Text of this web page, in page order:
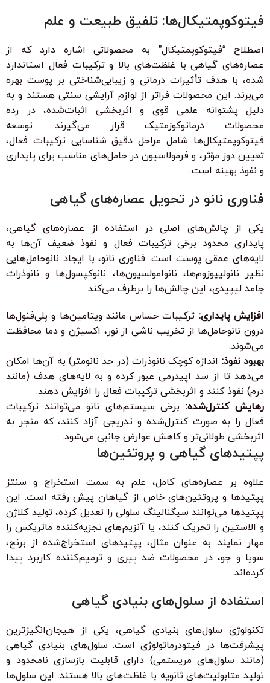
فیتوکوپمتیکال‌ها: تلفیق طبیعت و علم
اصطلاح “فیتوکوپمتیکال” به محصولاتی اشاره دارد که از
عصاره‌های گیاهی با غلظت‌های بالا و ترکیبات فعال استاندارد
شده، با هدف تأثیرات درمانی و زیبایی‌شناختی بر پوست بهره
می‌برند. این محصولات فراتر از لوازم آرایشی سنتی هستند و به
دلیل پشتوانه علمی قوی و اثربخشی اثبات‌شده، در رده
محصولات درماتوکوزمتیک قرار می‌گیرند. توسعه
فیتوکوپمتیکال‌ها شامل مراحل دقیق شناسایی ترکیبات فعال،
تعیین دوز مؤثر، و فرمولاسیون در حامل‌های مناسب برای پایداری
و نفوذ بهینه است.
فناوری نانو در تحویل عصاره‌های گیاهی
یکی از چالش‌های اصلی در استفاده از عصاره‌های گیاهی،
پایداری محدود برخی ترکیبات فعال و نفوذ ضعیف آن‌ها به
لایه‌های عمقی پوست است. فناوری نانو، با ایجاد نانوحامل‌هایی
نظیر نانولیپوزوم‌ها، نانوامولسیون‌ها، نانوکپسول‌ها و نانوذرات
جامد لیپیدی، این چالش‌ها را برطرف می‌کند.
افزایش پایداری: ترکیبات حساس مانند ویتامین‌ها و پلی‌فنول‌ها
درون نانوحامل‌ها از تخریب ناشی از نور، اکسیژن و دما محافظت
می‌شوند.
بهبود نفوذ: اندازه کوچک نانوذرات (در حد نانومتر) به آن‌ها امکان
می‌دهد تا از سد اپیدرمی عبور کرده و به لایه‌های هدف (مانند
درم) نفوذ کنند و اثربخشی ترکیبات فعال را افزایش دهند.
رهایش کنترل‌شده:برخی سیستم‌های نانو می‌توانند ترکیبات
فعال را به صورت کنترل‌شده و تدریجی آزاد کنند، که منجر به
اثربخشی طولانی‌تر و کاهش عوارض جانبی می‌شود.
پپتیدهای گیاهی و پروتئین‌ها
علاوه بر عصاره‌های کامل، علم به سمت استخراج و سنتز
پپتیدها و پروتئین‌های خاص از گیاهان پیش رفته است. این
پپتیدها می‌توانند سیگنالینگ سلولی را تعدیل کرده، تولید کلاژن
و الاستین را تحریک کنند، یا آنزیم‌های تجزیه‌کننده ماتریکس را
مهار نمایند. به عنوان مثال، پپتیدهای استخراج‌شده از برنج،
سویا و جو، در محصولات ضد پیری و ترمیم‌کننده کاربرد پیدا
کرده‌اند.
استفاده از سلول‌های بنیادی گیاهی
تکنولوژی سلول‌های بنیادی گیاهی، یکی از هیجان‌انگیزترین
پیشرفت‌ها در فیتودرماتولوژی است. سلول‌های بنیادی گیاهی
(مانند سلول‌های مریستمی) دارای قابلیت بازسازی نامحدود و
تولید متابولیت‌های ثانویه با غلظت‌های بالا هستند. این سلول‌ها